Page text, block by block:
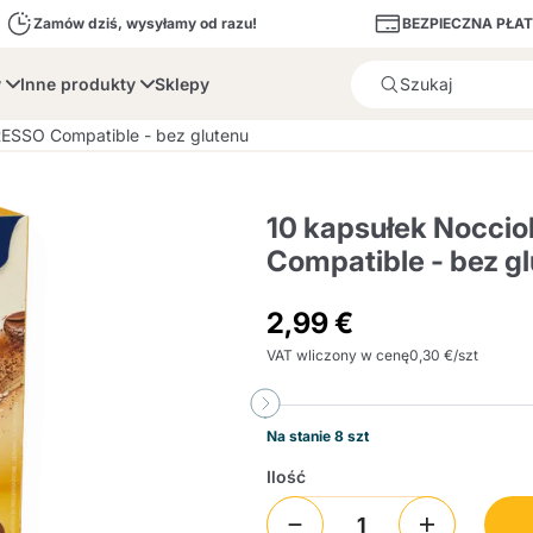
Zamów dziś, wysyłamy od razu! BEZPIECZNA
Fiasconaro
Passalacqua
Caffitaly System
Cialda Ese 44
Illy Iperespresso
Cialde Ese
Compostabili
Nespresso
Inne produkty
Desery i wypieki
Pojemniki na kapsułki i
saszetki
Odkamieniacze i Filtry
Sklepy
Compatible - bez glutenu
10 kapsułek
Compatible - bez
2,99 €
VAT wliczony w cenę0,30 €/szt
Na stanie 8 szt
Ilość
Produkt został poprawnie